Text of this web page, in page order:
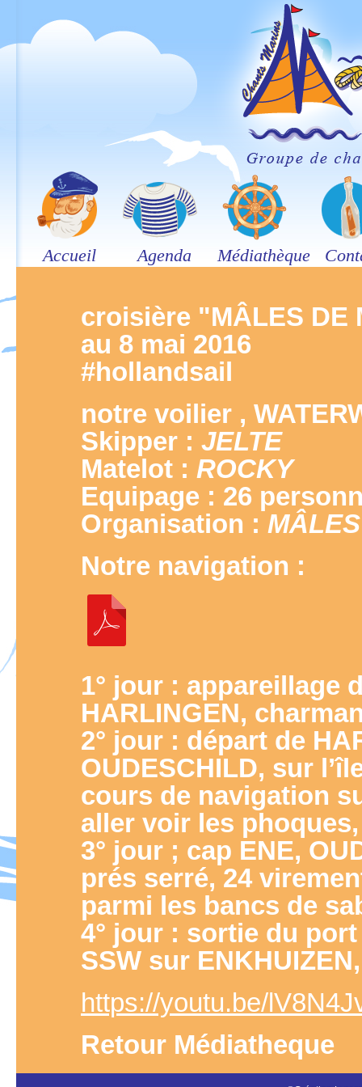
Accueil Agenda Médiathèque
croisière "MÂLES DE
au 8 mai 2016
#hollandsail
notre voilier ,
Skipper : JELTE
Matelot : ROCKY
Equipage : 26
Organisation :
Notre navigation :
1° jour : appareillage
HARLINGEN,
2° jour : départ de
OUDESCHILD, sur
cours de navigation
aller voir les
3° jour ; cap ENE,
prés serré, 24
parmi les bancs de
4° jour : sortie du
SSW sur
https://youtu.be/
Retour Médiatheque